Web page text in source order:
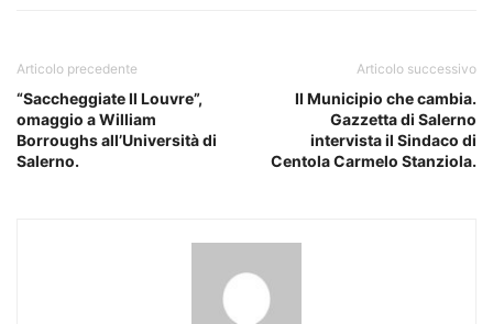
Articolo precedente
“Saccheggiate Il Louvre”,
omaggio a William
Borroughs all’Università di
Salerno.
Articolo successivo
Il Municipio che cambia.
Gazzetta di Salerno
intervista il Sindaco di
Centola Carmelo Stanziola.